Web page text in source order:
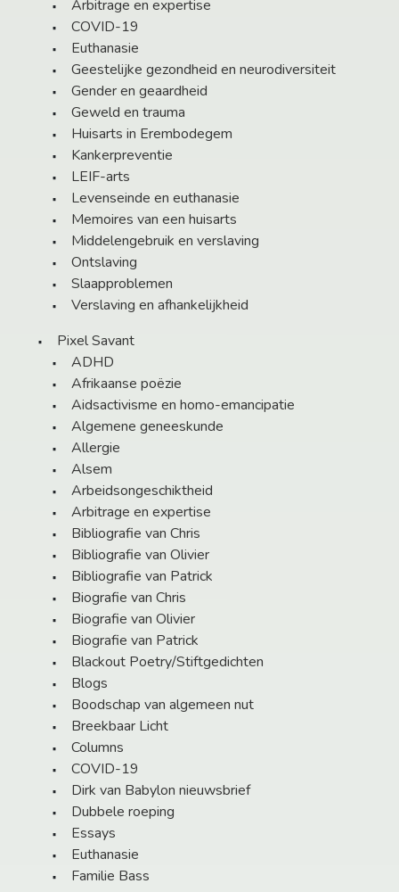
Arbitrage en expertise
COVID-19
Euthanasie
Geestelijke gezondheid en neurodiversiteit
Gender en geaardheid
Geweld en trauma
Huisarts in Erembodegem
Kankerpreventie
LEIF-arts
Levenseinde en euthanasie
Memoires van een huisarts
Middelengebruik en verslaving
Ontslaving
Slaapproblemen
Verslaving en afhankelijkheid
Pixel Savant
ADHD
Afrikaanse poëzie
Aidsactivisme en homo-emancipatie
Algemene geneeskunde
Allergie
Alsem
Arbeidsongeschiktheid
Arbitrage en expertise
Bibliografie van Chris
Bibliografie van Olivier
Bibliografie van Patrick
Biografie van Chris
Biografie van Olivier
Biografie van Patrick
Blackout Poetry/Stiftgedichten
Blogs
Boodschap van algemeen nut
Breekbaar Licht
Columns
COVID-19
Dirk van Babylon nieuwsbrief
Dubbele roeping
Essays
Euthanasie
Familie Bass